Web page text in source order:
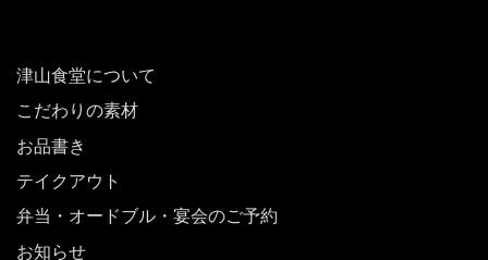
津山食堂について
こだわりの素材
お品書き
テイクアウト
弁当・オードブル・宴会のご予約
お知らせ